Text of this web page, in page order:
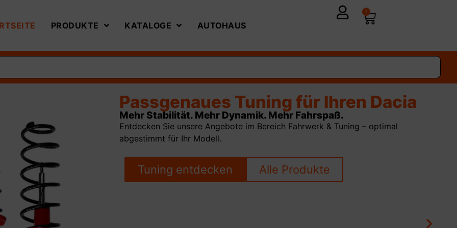
PRODUKTE KATALOGE AUTOHAUS
1
Reifen & Felgen für jede Strecke
Sicher unterwegs. Starker Grip. Längere Lebensdauer.
Entdecken Sie unsere Auswahl an Bereifung – passgenau für Ihren Dacia, mit
starker Performance auf jeder Strecke.
Bereifung entdecken Alle Produkte